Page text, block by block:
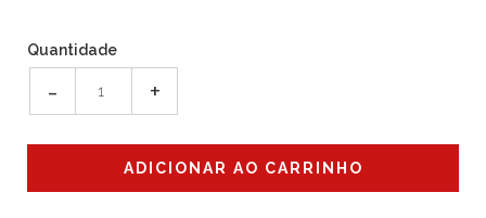
Quantidade
- +